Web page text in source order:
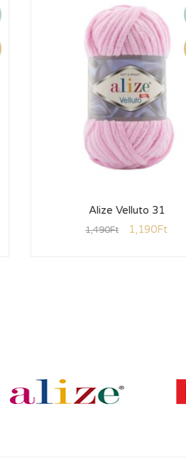
Alize Velluto 31
1,490Ft 1,190Ft